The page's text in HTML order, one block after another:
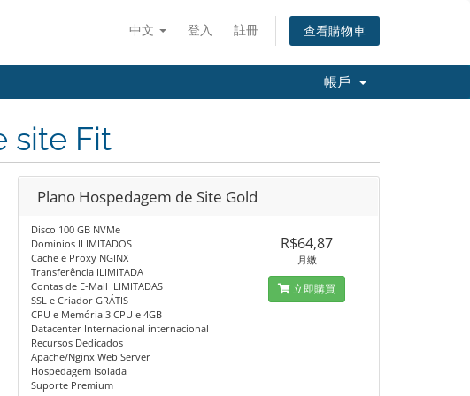
中文 登入 註冊 查看購物車
帳戶
site Fit
Plano Hospedagem de Site Gold
Disco 100 GB NVMe
Domínios ILIMITADOS
Cache e Proxy NGINX
Transferência ILIMITADA
Contas de E-Mail ILIMITADAS
SSL e Criador GRÁTIS
CPU e Memória 3 CPU e 4GB
Datacenter Internacional internacional
Recursos Dedicados
Apache/Nginx Web Server
Hospedagem Isolada
Suporte Premium
R$64,87
月繳
立即購買